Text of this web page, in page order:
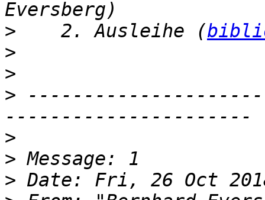
>
    2. Ausleihe (
>
>
>
>
>
>